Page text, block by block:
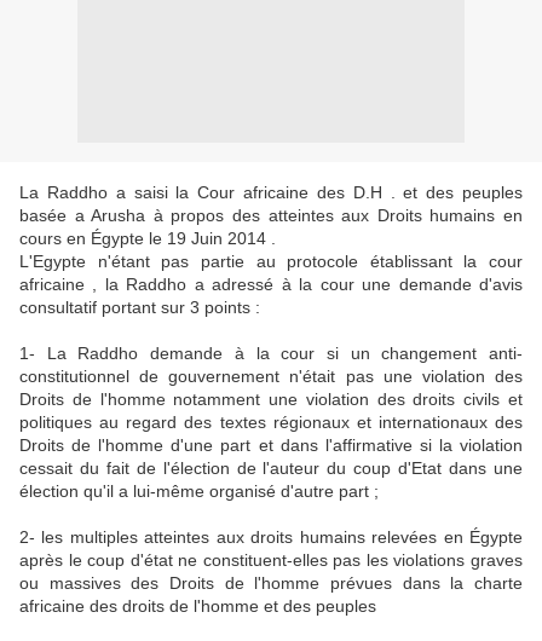
La Raddho a saisi la Cour africaine des D.H . et des peuples
basée a Arusha à propos des atteintes aux Droits humains en
cours en Égypte le 19 Juin 2014 .
L'Egypte n'étant pas partie au protocole établissant la cour
africaine , la Raddho a adressé à la cour une demande d'avis
consultatif portant sur 3 points :
1- La Raddho demande à la cour si un changement anti-
constitutionnel de gouvernement n'était pas une violation des
Droits de l'homme notamment une violation des droits civils et
politiques au regard des textes régionaux et internationaux des
Droits de l'homme d'une part et dans l'affirmative si la violation
cessait du fait de l'élection de l'auteur du coup d'Etat dans une
élection qu'il a lui-même organisé d'autre part ;
2- les multiples atteintes aux droits humains relevées en Égypte
après le coup d'état ne constituent-elles pas les violations graves
ou massives des Droits de l'homme prévues dans la charte
africaine des droits de l'homme et des peuples